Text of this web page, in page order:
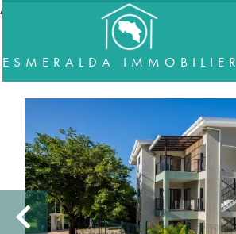
//accordeon
ESMERALDA IMMOBILIER